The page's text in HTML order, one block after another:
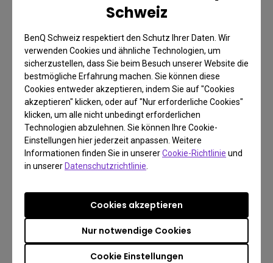
Schweiz
BenQ Schweiz respektiert den Schutz Ihrer Daten. Wir
verwenden Cookies und ähnliche Technologien, um
sicherzustellen, dass Sie beim Besuch unserer Website die
bestmögliche Erfahrung machen. Sie können diese
Cookies entweder akzeptieren, indem Sie auf "Cookies
akzeptieren" klicken, oder auf "Nur erforderliche Cookies"
klicken, um alle nicht unbedingt erforderlichen
Technologien abzulehnen. Sie können Ihre Cookie-
Einstellungen hier jederzeit anpassen. Weitere
Informationen finden Sie in unsererCookie-Richtlinie und
in unsererDatenschutzrichtlinie
Cookie Einstellungen
Nur notwendige Cookies
Cookies akzeptieren
Garantiebestimmungen
Kontaktiere uns
kontaktieren?
Unterstützung erhalten